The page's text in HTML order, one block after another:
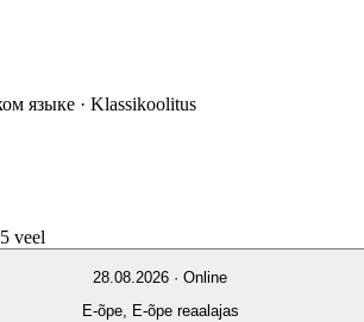
языке · Klassikoolitus
5 veel
28.08.2026 · Online
E-õpe, E-õpe reaalajas